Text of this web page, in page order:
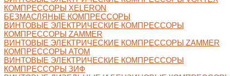
КОМПРЕССОРЫ XELERON
БЕЗМАСЛЯНЫЕ КОМПРЕССОРЫ
ВИНТОВЫЕ ЭЛЕКТРИЧЕСКИЕ КОМПРЕССОРЫ
КОМПРЕССОРЫ ZAMMER
ВИНТОВЫЕ ЭЛЕКТРИЧЕСКИЕ КОМПРЕССОРЫ ZAMMER
КОМПРЕССОРЫ АТОМ
ВИНТОВЫЕ ЭЛЕКТРИЧЕСКИЕ КОМПРЕССОРЫ
КОМПРЕССОРЫ ЗИФ